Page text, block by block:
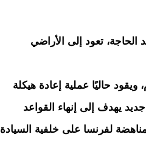
تعود إلى الأراضي
حاليًا عملية إعادة هيكلة
يهدف إلى إنهاء القواعد
مناهضة لفرنسا على خلفية السيادة